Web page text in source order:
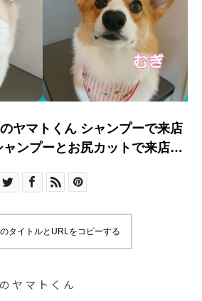
ヤマトくん シャンプーで来店
ンプーとお尻カットで来店の
タイトルとURLをコピーする
ヤマトくん